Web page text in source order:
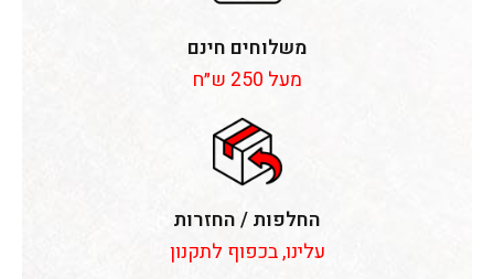
משלוחים חינם
מעל 250 ש״ח
החלפות / החזרות
עלינו, בכפוף לתקנון